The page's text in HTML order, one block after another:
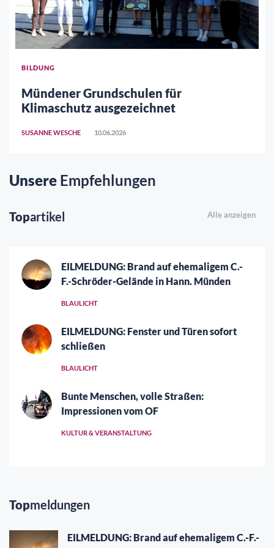
BILDUNG
Mündener Grundschulen für
Klimaschutz ausgezeichnet
SUSANNE WESCHE 10.06.2026
Unsere Empfehlungen
Topartikel Alle anzeigen
EILMELDUNG: Brand auf ehemaligem C.-
F.-Schröder-Gelände in Hann. Münden
BLAULICHT
EILMELDUNG: Fenster und Türen sofort
schließen
BLAULICHT
Bunte Menschen, volle Straßen:
Impressionen vom OF
KULTUR & VERANSTALTUNG
Topmeldungen
EILMELDUNG: Brand auf ehemaligem C.-F.-